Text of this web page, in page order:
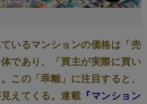
いるマンションの価格は「売
であり、「買主が実際に買い
この「乖離」に注目すると、
えてくる。連載 『マンション